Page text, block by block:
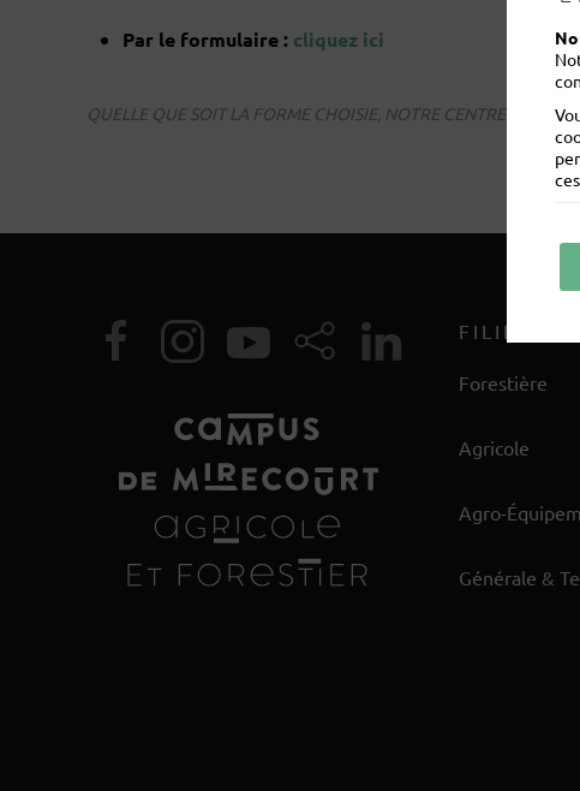
Par le formulaire : cliquez ici
QUELLE QUE SOIT LA FORME CHOISIE, NOTRE CENTRE
FILIÈRES
Forestière
Agricole
Agro-
Générale &